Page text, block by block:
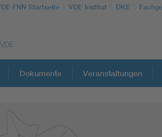
FNN Startseite VDE Institut DKE
Dokumente Veranstaltungen